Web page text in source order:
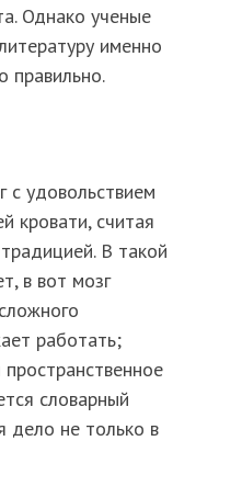
Однако ученые
именно
правильно.
с удовольствием
кровати, считая
В такой
в вот мозг
работать;
словарный
дело не только в